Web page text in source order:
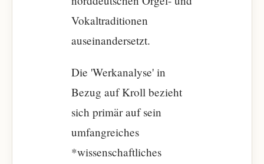
Vokaltraditionen
auseinandersetzt.
Die 'Werkanalyse' in
Bezug auf Kroll bezieht
sich primär auf sein
umfangreiches
*wissenschaftliches